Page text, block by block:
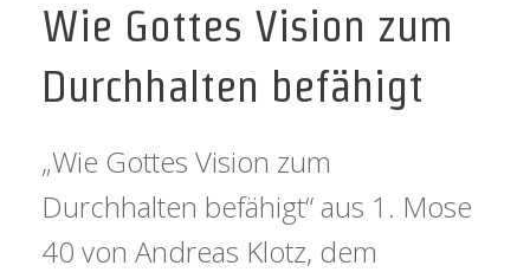
Wie Gottes Vision zum
Durchhalten befähigt
„Wie Gottes Vision zum
Durchhalten befähigt“ aus 1. Mose
40 von Andreas Klotz, dem